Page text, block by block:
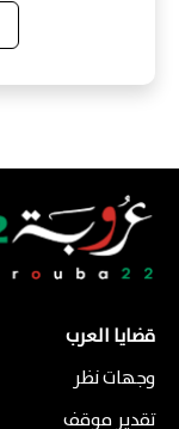
قضايا العرب
وجهات نظر
تقدير موقف